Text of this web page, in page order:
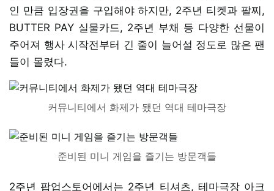
인 만큼 입장권을 구입해야 하지만, 2주년 티켓과 팔찌,
BUTTER PAY 실물카드, 2주년 부채 등 다양한 선물이
주어져 행사 시작전부터 긴 줄이 늘어설 정도로 많은 팬
들이 몰렸다.
커뮤니티에서 화제가 됐던 역대 테마극장
준비된 미니 게임을 즐기는 방문객들
2주년 팝업스토어에서는 2주년 티셔츠, 테마극장 아크